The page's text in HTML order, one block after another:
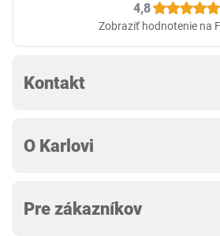
4,8
Zobraziť hodnotenie na
Kontakt
O Karlovi
Pre zákazníkov